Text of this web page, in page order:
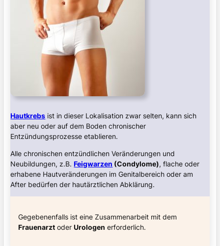
Hautkrebs ist in dieser Lokalisation zwar selten, kann sich
aber neu oder auf dem Boden chronischer
Entzündungsprozesse etablieren.
Alle chronischen entzündlichen Veränderungen und
Neubildungen, z.B.Feigwarzen (Condylome), flache oder
erhabene Hautveränderungen im Genitalbereich oder am
After bedürfen der hautärztlichen Abklärung.
Gegebenenfalls ist eine Zusammenarbeit mit dem
Frauenarzt oderUrologen erforderlich.